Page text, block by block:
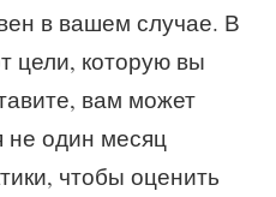
в вашем случае. В
цели, которую вы
вам может
не один месяц
чтобы оценить